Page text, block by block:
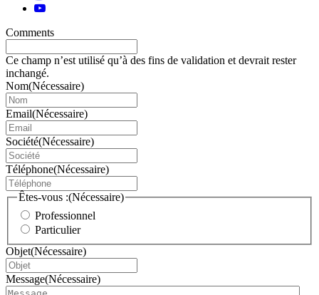
Comments
Ce champ n’est utilisé qu’à des fins de validation et devrait rester
inchangé.
Nom(Nécessaire)
Email(Nécessaire)
Société(Nécessaire)
Téléphone(Nécessaire)
Êtes-vous :(Nécessaire)
Professionnel
Particulier
Objet(Nécessaire)
Message(Nécessaire)